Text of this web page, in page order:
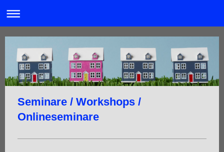
Seminare / Workshops /
Onlineseminare